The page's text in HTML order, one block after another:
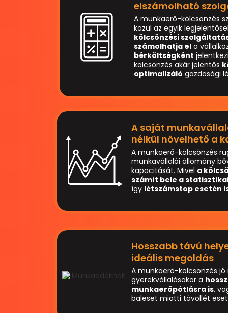
elszámolható
A munkaerő-kölcsönzés
közül az egyik
kölcsönzési
számolhatja el a
bérköltségként
kölcsönzés akár jelentős
optimalizáló gazdasági
A saját
nélkül növelhető a
A munkaerő-kölcsönzés
munkavállalói állomány
kapacitását. Mivel a
számít bele a
így létszámstop esetén
Hosszabb távú
ideális megoldás
A munkaerő-kölcsönzés
gyerekvállalásakor a
munkaerőpótlásra is,
baleset miatti távollét